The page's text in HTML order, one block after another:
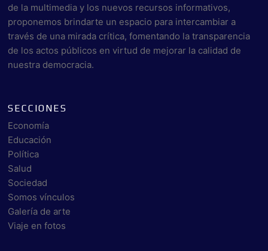
de la multimedia y los nuevos recursos informativos,
proponemos brindarte un espacio para intercambiar a
través de una mirada crítica, fomentando la transparencia
de los actos públicos en virtud de mejorar la calidad de
nuestra democracia.
SECCIONES
Economía
Educación
Política
Salud
Sociedad
Somos vínculos
Galería de arte
Viaje en fotos